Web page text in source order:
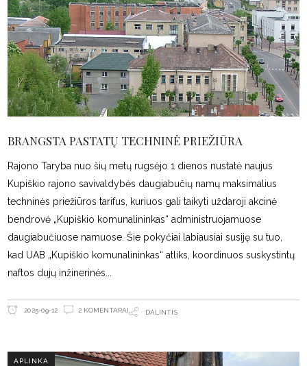
BRANGSTA PASTATŲ TECHNINĖ PRIEŽIŪRA
Rajono Taryba nuo šių metų rugsėjo 1 dienos nustatė naujus
Kupiškio rajono savivaldybės daugiabučių namų maksimalius
techninės priežiūros tarifus, kuriuos gali taikyti uždaroji akcinė
bendrovė „Kupiškio komunalininkas“ administruojamuose
daugiabučiuose namuose. Šie pokyčiai labiausiai susiję su tuo,
kad UAB „Kupiškio komunalininkas“ atliks, koordinuos suskystintų
naftos dujų inžinerinės
2025-09-12 2 KOMENTARAI DALINTIS
APLINKA